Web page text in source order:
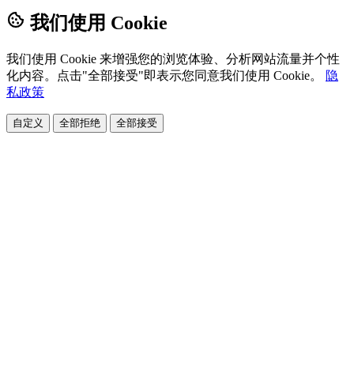
我们使用 Cookie
我们使用 Cookie 来增强您的浏览体验、分析网站流量并个性
化内容。点击"全部接受"即表示您同意我们使用 Cookie。
隐
私政策
自定义 全部拒绝 全部接受